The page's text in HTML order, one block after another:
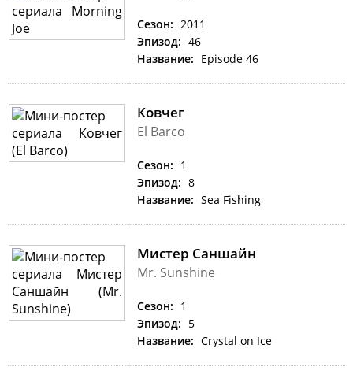
Сезон: 2011
Эпизод: 46
Название: Episode 46
Ковчег
El Barco
Сезон: 1
Эпизод: 8
Название: Sea Fishing
Мистер Саншайн
Mr. Sunshine
Сезон: 1
Эпизод: 5
Название: Crystal on Ice